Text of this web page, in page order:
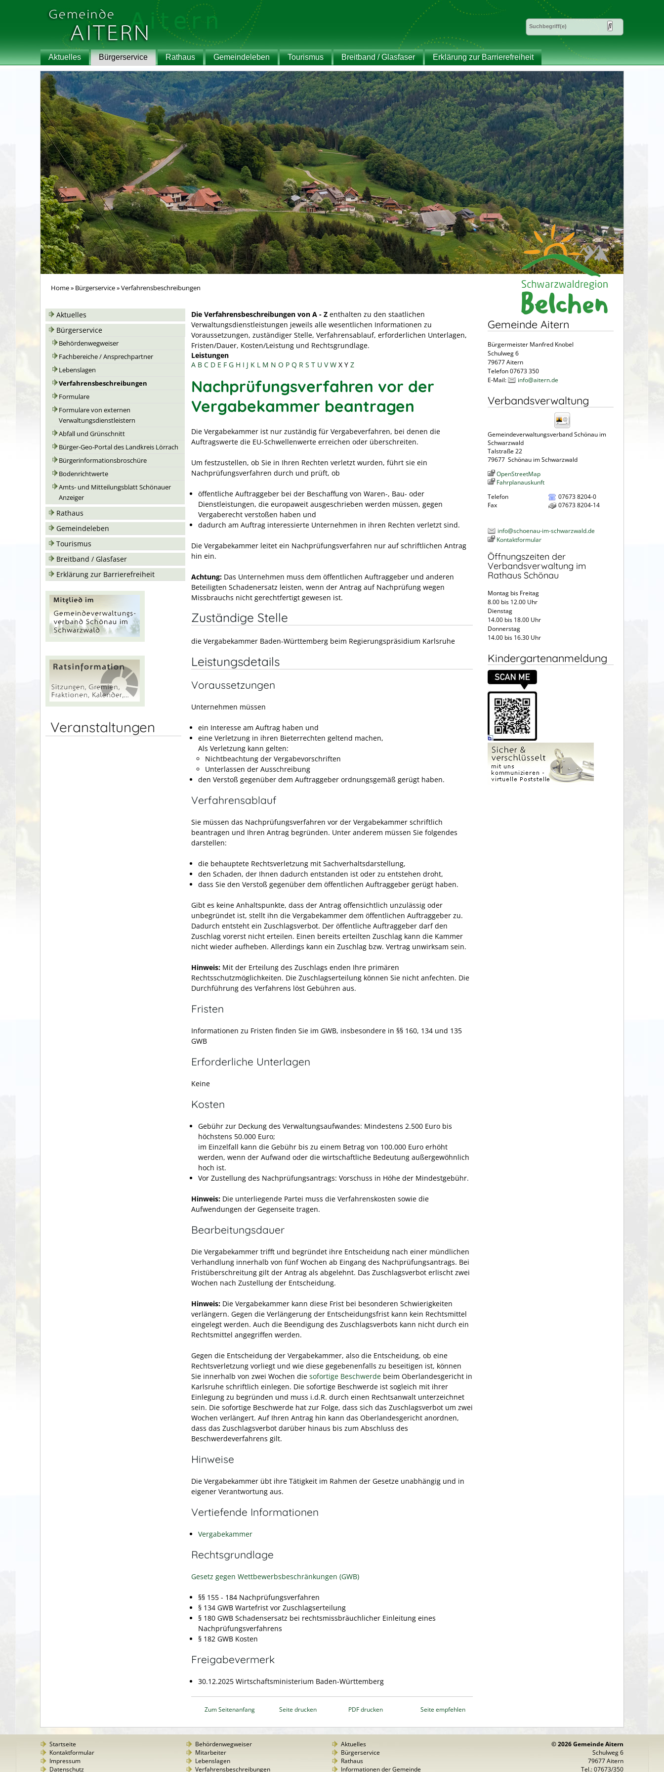
Aktuelles Bürgerservice Rathaus Gemeindeleben Tourismus Breitband / Glasfaser Erklärung zur Barrierefreiheit
Home» Bürgerservice»Verfahrensbeschreibungen
Aktuelles
Bürgerservice
Behördenwegweiser
Fachbereiche / Ansprechpartner
Lebenslagen
Verfahrensbeschreibungen
Formulare
Formulare von externen
Verwaltungsdienstleistern
Abfall und Grünschnitt
Bürger-Geo-Portal des Landkreis Lörrach
Bürgerinformationsbroschüre
Bodenrichtwerte
Amts- und Mitteilungsblatt Schönauer
Anzeiger
Rathaus
Gemeindeleben
Tourismus
Breitband / Glasfaser
Erklärung zur Barrierefreiheit
Veranstaltungen
Die Verfahrensbeschreibungen von A - Z enthalten zu den staatlichen
Verwaltungsdienstleistungen jeweils alle wesentlichen Informationen zu
Voraussetzungen, zuständiger Stelle, Verfahrensablauf, erforderlichen Unterlagen,
Fristen/Dauer, Kosten/Leistung und Rechtsgrundlage.
Leistungen
A B C D E F G H I J K L M N O P Q R S T U V W X Y Z
Nachprüfungsverfahren vor der
Vergabekammer beantragen
Die Vergabekammer ist nur zuständig für Vergabeverfahren, bei denen die
Auftragswerte die EU-Schwellenwerte erreichen oder überschreiten.
Um festzustellen, ob Sie in Ihren Rechten verletzt wurden, führt sie ein
Nachprüfungsverfahren durch und prüft, ob
öffentliche Auftraggeber bei der Beschaffung von Waren-, Bau- oder
Dienstleistungen, die europaweit ausgeschrieben werden müssen, gegen
Vergaberecht verstoßen haben und
dadurch am Auftrag interessierte Unternehmen in ihren Rechten verletzt sind.
Die Vergabekammer leitet ein Nachprüfungsverfahren nur auf schriftlichen Antrag
hin ein.
Achtung: Das Unternehmen muss dem öffentlichen Auftraggeber und anderen
Beteiligten Schadenersatz leisten, wenn der Antrag auf Nachprüfung wegen
Missbrauchs nicht gerechtfertigt gewesen ist.
Zuständige Stelle
die Vergabekammer Baden-Württemberg beim Regierungspräsidium Karlsruhe
Leistungsdetails
Voraussetzungen
Unternehmen müssen
ein Interesse am Auftrag haben und
eine Verletzung in ihren Bieterrechten geltend machen,
Als Verletzung kann gelten:
Nichtbeachtung der Vergabevorschriften
Unterlassen der Ausschreibung
den Verstoß gegenüber dem Auftraggeber ordnungsgemäß gerügt haben.
Verfahrensablauf
Sie müssen das Nachprüfungsverfahren vor der Vergabekammer schriftlich
beantragen und Ihren Antrag begründen. Unter anderem müssen Sie folgendes
darstellen:
die behauptete Rechtsverletzung mit Sachverhaltsdarstellung,
den Schaden, der Ihnen dadurch entstanden ist oder zu entstehen droht,
dass Sie den Verstoß gegenüber dem öffentlichen Auftraggeber gerügt haben.
Gibt es keine Anhaltspunkte, dass der Antrag offensichtlich unzulässig oder
unbegründet ist, stellt ihn die Vergabekammer dem öffentlichen Auftraggeber zu.
Dadurch entsteht ein Zuschlagsverbot. Der öffentliche Auftraggeber darf den
Zuschlag vorerst nicht erteilen. Einen bereits erteilten Zuschlag kann die Kammer
nicht wieder aufheben. Allerdings kann ein Zuschlag bzw. Vertrag unwirksam sein.
Hinweis: Mit der Erteilung des Zuschlags enden Ihre primären
Rechtsschutzmöglichkeiten. Die Zuschlagserteilung können Sie nicht anfechten. Die
Durchführung des Verfahrens löst Gebühren aus.
Fristen
Informationen zu Fristen finden Sie im GWB, insbesondere in §§ 160, 134 und 135
GWB
Erforderliche Unterlagen
Keine
Kosten
Gebühr zur Deckung des Verwaltungsaufwandes: Mindestens 2.500 Euro bis
höchstens 50.000 Euro;
im Einzelfall kann die Gebühr bis zu einem Betrag von 100.000 Euro erhöht
werden, wenn der Aufwand oder die wirtschaftliche Bedeutung außergewöhnlich
hoch ist.
Vor Zustellung des Nachprüfungsantrags: Vorschuss in Höhe der Mindestgebühr.
Hinweis: Die unterliegende Partei muss die Verfahrenskosten sowie die
Aufwendungen der Gegenseite tragen.
Bearbeitungsdauer
Die Vergabekammer trifft und begründet ihre Entscheidung nach einer mündlichen
Verhandlung innerhalb von fünf Wochen ab Eingang des Nachprüfungsantrags. Bei
Fristüberschreitung gilt der Antrag als abgelehnt. Das Zuschlagsverbot erlischt zwei
Wochen nach Zustellung der Entscheidung.
Hinweis: Die Vergabekammer kann diese Frist bei besonderen Schwierigkeiten
verlängern. Gegen die Verlängerung der Entscheidungsfrist kann kein Rechtsmittel
eingelegt werden. Auch die Beendigung des Zuschlagsverbots kann nicht durch ein
Rechtsmittel angegriffen werden.
Gegen die Entscheidung der Vergabekammer, also die Entscheidung, ob eine
Rechtsverletzung vorliegt und wie diese gegebenenfalls zu beseitigen ist, können
Sie innerhalb von zwei Wochen die sofortige Beschwerde beim Oberlandesgericht in
Karlsruhe schriftlich einlegen. Die sofortige Beschwerde ist sogleich mit ihrer
Einlegung zu begründen und muss i.d.R. durch einen Rechtsanwalt unterzeichnet
sein. Die sofortige Beschwerde hat zur Folge, dass sich das Zuschlagsverbot um zwei
Wochen verlängert. Auf Ihren Antrag hin kann das Oberlandesgericht anordnen,
dass das Zuschlagsverbot darüber hinaus bis zum Abschluss des
Beschwerdeverfahrens gilt.
Hinweise
Die Vergabekammer übt ihre Tätigkeit im Rahmen der Gesetze unabhängig und in
eigener Verantwortung aus.
Vertiefende Informationen
Vergabekammer
Rechtsgrundlage
Gesetz gegen Wettbewerbsbeschränkungen (GWB)
§§ 155 - 184 Nachprüfungsverfahren
§ 134 GWB Wartefrist vor Zuschlagserteilung
§ 180 GWB Schadensersatz bei rechtsmissbräuchlicher Einleitung eines
Nachprüfungsverfahrens
§ 182 GWB Kosten
Freigabevermerk
30.12.2025 Wirtschaftsministerium Baden-Württemberg
Zum Seitenanfang Seite drucken PDF drucken Seite empfehlen
Gemeinde Aitern
Bürgermeister Manfred Knobel
Schulweg 6
79677 Aitern
Telefon 07673 350
E-Mail:
info@aitern.de
Verbandsverwaltung
Gemeindeverwaltungsverband Schönau im
Schwarzwald
Talstraße 22
79677 Schönau im Schwarzwald
OpenStreetMap
Fahrplanauskunft
Telefon
07673 8204-0
Fax
07673 8204-14
info@schoenau-im-schwarzwald.de
Kontaktformular
Öffnungszeiten der
Verbandsverwaltung im
Rathaus Schönau
Montag bis Freitag
8.00 bis 12.00 Uhr
Dienstag
14.00 bis 18.00 Uhr
Donnerstag
14.00 bis 16.30 Uhr
Kindergartenanmeldung
Startseite
Kontaktformular
Impressum
Datenschutz
Behördenwegweiser
Mitarbeiter
Lebenslagen
Verfahrensbeschreibungen
Aktuelles
Bürgerservice
Rathaus
Informationen der Gemeinde
© 2026 Gemeinde Aitern
Schulweg 6
79677 Aitern
Tel.: 07673/350